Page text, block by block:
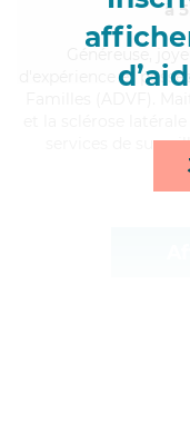
à
,
d'expérience et
services de